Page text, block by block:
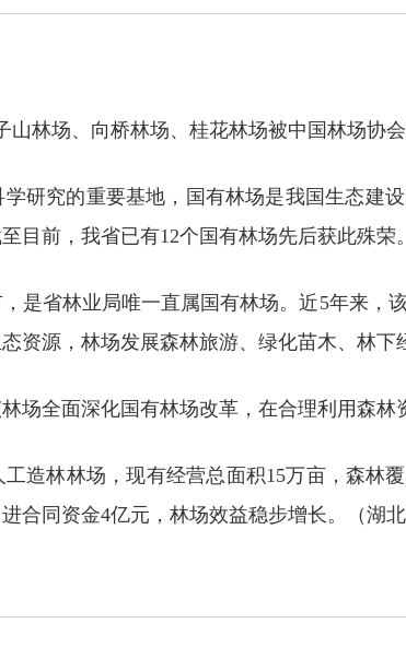
场、向桥林场、桂花林场被中国林场协会
究的重要基地，国有林场是我国生态建设
目前，我省已有12个国有林场先后获此殊荣。
省林业局唯一直属国有林场。近5年来，
资源，林场发展森林旅游、绿化苗木、林下
全面深化国有林场改革，在合理利用森林
林林场，现有经营总面积15万亩，森林
合同资金4亿元，林场效益稳步增长。（湖